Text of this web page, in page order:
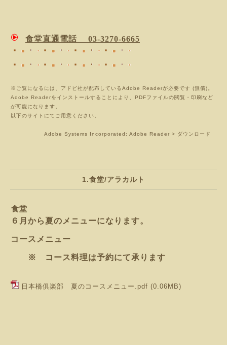
食堂直通電話 03-3270-6665
※ご覧になるには、アドビ社が配布しているAdobe Readerが必要です (無償)。
Adobe Readerをインストールすることにより、PDFファイルの閲覧・印刷など
が可能になります。
以下のサイトにてご用意ください。
Adobe Systems Incorporated: Adobe Reader > ダウンロード
1.食堂/アラカルト
食堂
６月から夏のメニューになります。
コースメニュー
※ コース料理は予約にて承ります
日本橋俱楽部 夏のコースメニュー.pdf (0.06MB)